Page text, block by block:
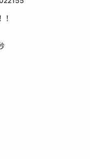
将自身优势展现给目
！